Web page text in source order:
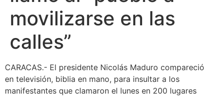
movilizarse en las
calles”
CARACAS.- El presidente Nicolás Maduro compareció
en televisión, biblia en mano, para insultar a los
manifestantes que clamaron el lunes en 200 lugares